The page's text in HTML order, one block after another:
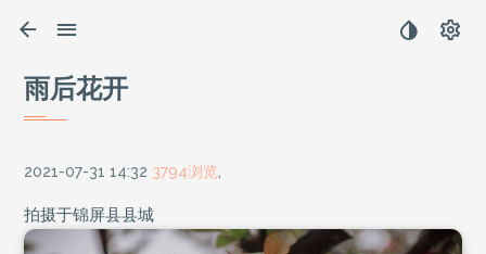
雨后花开
2021-07-31 14:32 3794浏览
拍摄于锦屏县县城